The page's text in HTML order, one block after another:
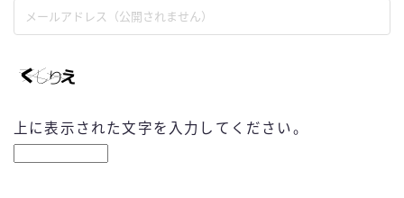
上に表示された文字を入力してください。